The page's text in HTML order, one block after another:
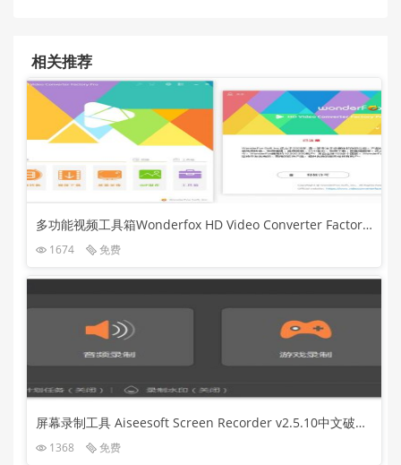
相关推荐
多功能视频工具箱Wonderfox HD Video Converter Factory Pro v25.5中文破解版
1674 免费
屏幕录制工具 Aiseesoft Screen Recorder v2.5.10中文破解版
1368 免费